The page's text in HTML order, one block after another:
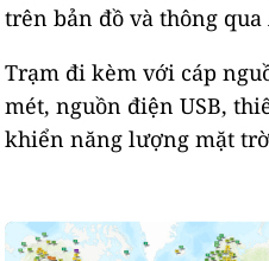
trên bản đồ và thông qua
Trạm đi kèm với cáp
mét, nguồn điện USB,
khiển năng lượng mặt